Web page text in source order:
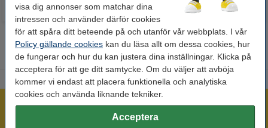
visa dig annonser som matchar dina
intressen och använder därför cookies
för att spåra ditt beteende på och utanför vår webbplats. I vår
Policy gällande cookies kan du läsa allt om dessa cookies, hur
de fungerar och hur du kan justera dina inställningar. Klicka på
acceptera för att ge ditt samtycke. Om du väljer att avböja
kommer vi endast att placera funktionella och analytiska
cookies och använda liknande tekniker.
Acceptera
Mer än 300.000 kunder!
Beställ innan 16:00 så skickar vi idag!